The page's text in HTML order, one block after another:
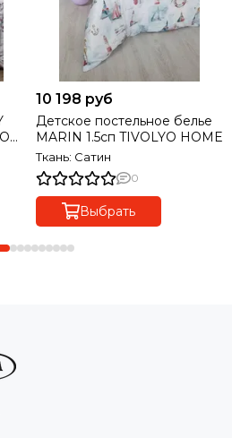
10 198 руб
Детское постельное белье
MARIN 1.5сп TIVOLYO HOME
Ткань: Сатин
0
Выбрать